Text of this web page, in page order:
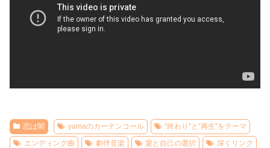
恋は闇 yamaのカーテンコール
“終わり”と“再生”をテーマ
エンディング曲
劇伴音楽 愛と自己の選択 深くリンク